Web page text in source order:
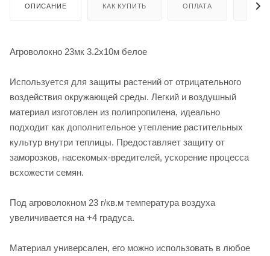
ОПИСАНИЕ КАК КУПИТЬ ОПЛАТА
Агроволокно 23мк 3.2х10м белое
Используется для защиты растений от отрицательного
воздействия окружающей среды. Легкий и воздушный
материал изготовлен из полипропилена, идеально
подходит как дополнительное утепление растительных
культур внутри теплицы. Предоставляет защиту от
заморозков, насекомых-вредителей, ускорение процесса
всхожести семян.
Под агроволокном 23 г/кв.м температура воздуха
увеличивается на +4 градуса.
Материал универсален, его можно использовать в любое